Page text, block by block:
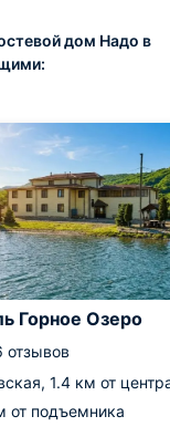
дом Надо в
Горное Озеро
отзывов
1.4 км от
от подъемника